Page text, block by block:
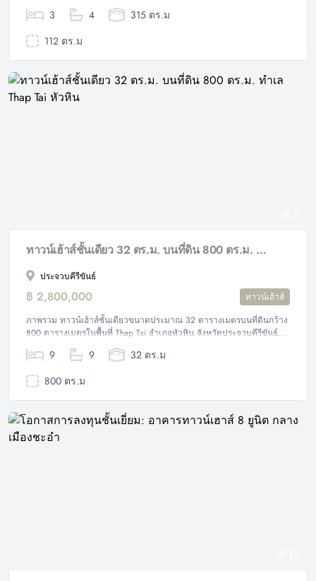
3 4
315 ตร.ม
112 ตร.ม
ทาวน์เฮ้าส์ชั้นเดียว 32 ตร.ม. บนที่ดิน 800 ตร.ม. ทำเล Thap Tai หัวหิน
ประจวบคีรีขันธ์
฿ 2,800,000
ทาวน์เฮ้าส์
ภาพรวม ทาวน์เฮ้าส์ชั้นเดียวขนาดประมาณ 32 ตารางเมตรบนที่ดินกว้าง
800 ตารางเมตรในพื้นที่ Thap Tai อำเภอหัวหิน จังหวัดประจวบคีรีขันธ์...
9 9
32 ตร.ม
800 ตร.ม